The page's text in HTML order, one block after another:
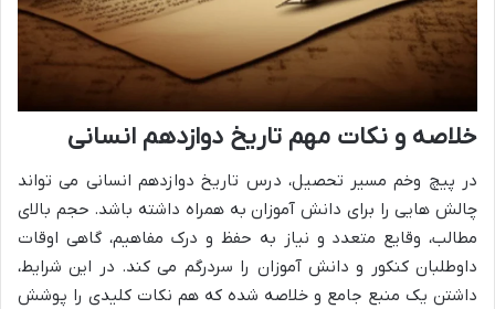
خلاصه و نکات مهم تاریخ دوازدهم انسانی
در پیچ وخم مسیر تحصیل، درس تاریخ دوازدهم انسانی می تواند
چالش هایی را برای دانش آموزان به همراه داشته باشد. حجم بالای
مطالب، وقایع متعدد و نیاز به حفظ و درک مفاهیم، گاهی اوقات
داوطلبان کنکور و دانش آموزان را سردرگم می کند. در این شرایط،
داشتن یک منبع جامع و خلاصه شده که هم نکات کلیدی را پوشش